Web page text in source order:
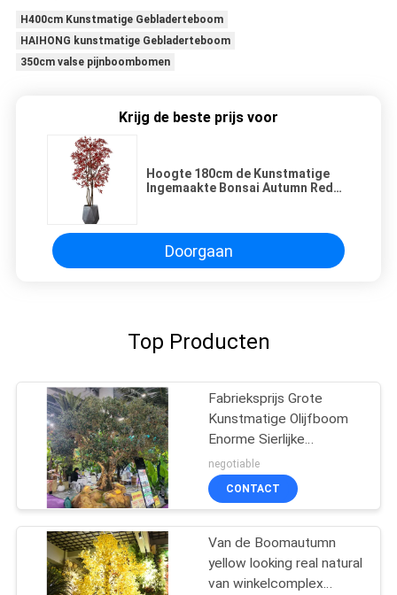
H400cm Kunstmatige Gebladerteboom
HAIHONG kunstmatige Gebladerteboom
350cm valse pijnboombomen
Krijg de beste prijs voor
Hoogte 180cm de Kunstmatige
Ingemaakte Bonsai Autumn Red
Doorgaan
Top Producten
Fabrieksprijs Grote
Kunstmatige Olijfboom
Enorme Sierlijke
Glasvezelboom voor
Binnenrestaurants en
Winkelcentra Decoratie
negotiable
CONTACT
Van de Boomautumn
yellow looking real natural
van winkelcomplex